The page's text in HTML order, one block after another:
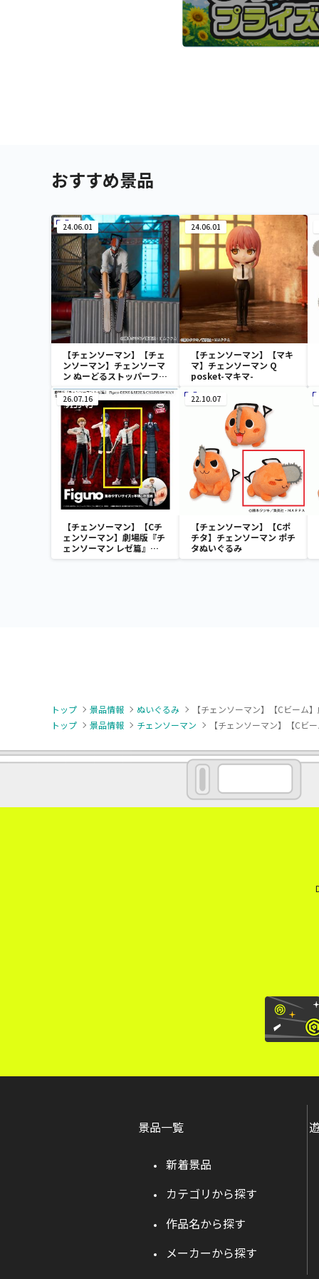
おすすめ景品
24.06.01
【チェンソーマン】【チェ
ンソーマン】チェンソーマ
ン ぬーどるストッパーフィ
ギュアーチェンソーマンー
24.06.01
【チェンソーマン】【マキ
マ】チェンソーマン Q
posket-マキマ-
26.07.16
【チェンソーマン】【Cチ
ェンソーマン】劇場版『チ
ェンソーマン レゼ篇』
Figuno-DENJI＆REZE＆
22.10.07
【チェンソーマン】【Cポ
チタ】チェンソーマン ポチ
タぬいぐるみ
トップ 景品情報 ぬいぐるみ
【チェンソーマン】【Cビーム
トップ
景品情報 チェンソーマン 【チェンソーマン】【Cビ
景品一覧
新着景品
カテゴリから探す
作品名から探す
メーカーから探す